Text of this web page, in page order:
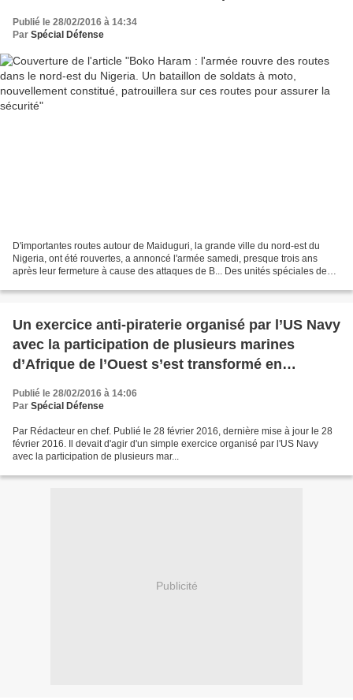
ces routes pour assurer la sécurité
Publié le 28/02/2016 à 14:34
Par Spécial Défense
D'importantes routes autour de Maiduguri, la grande ville du nord-est du
Nigeria, ont été rouvertes, a annoncé l'armée samedi, presque trois ans
après leur fermeture à cause des attaques de B... Des unités spéciales de
Un exercice anti-piraterie organisé par l’US Navy
avec la participation de plusieurs marines
d’Afrique de l’Ouest s’est transformé en
ont attaqué un pétrolier. Un des pirates a été tué
au cours d’un échange de coups de feu
Publié le 28/02/2016 à 14:06
Par Spécial Défense
Par Rédacteur en chef. Publié le 28 février 2016, dernière mise à jour le 28
février 2016. Il devait d'agir d'un simple exercice organisé par l'US Navy
avec la participation de plusieurs mar...
Publicité